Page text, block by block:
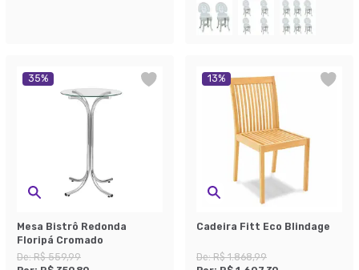
35%
Mesa Bistrô Redonda
Floripá Cromado
De:R$ 559,99
13%
Cadeira Fitt Eco Blindage
De:R$ 1.868,99